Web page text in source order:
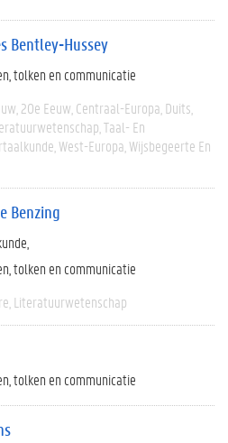
Bentley-Hussey
tolken en communicatie
20e Eeuw Centraal-Europa Duits
Taal- En
West-Europa Wijsbegeerte En
Benzing
tolken en communicatie
Literatuurwetenschap
tolken en communicatie